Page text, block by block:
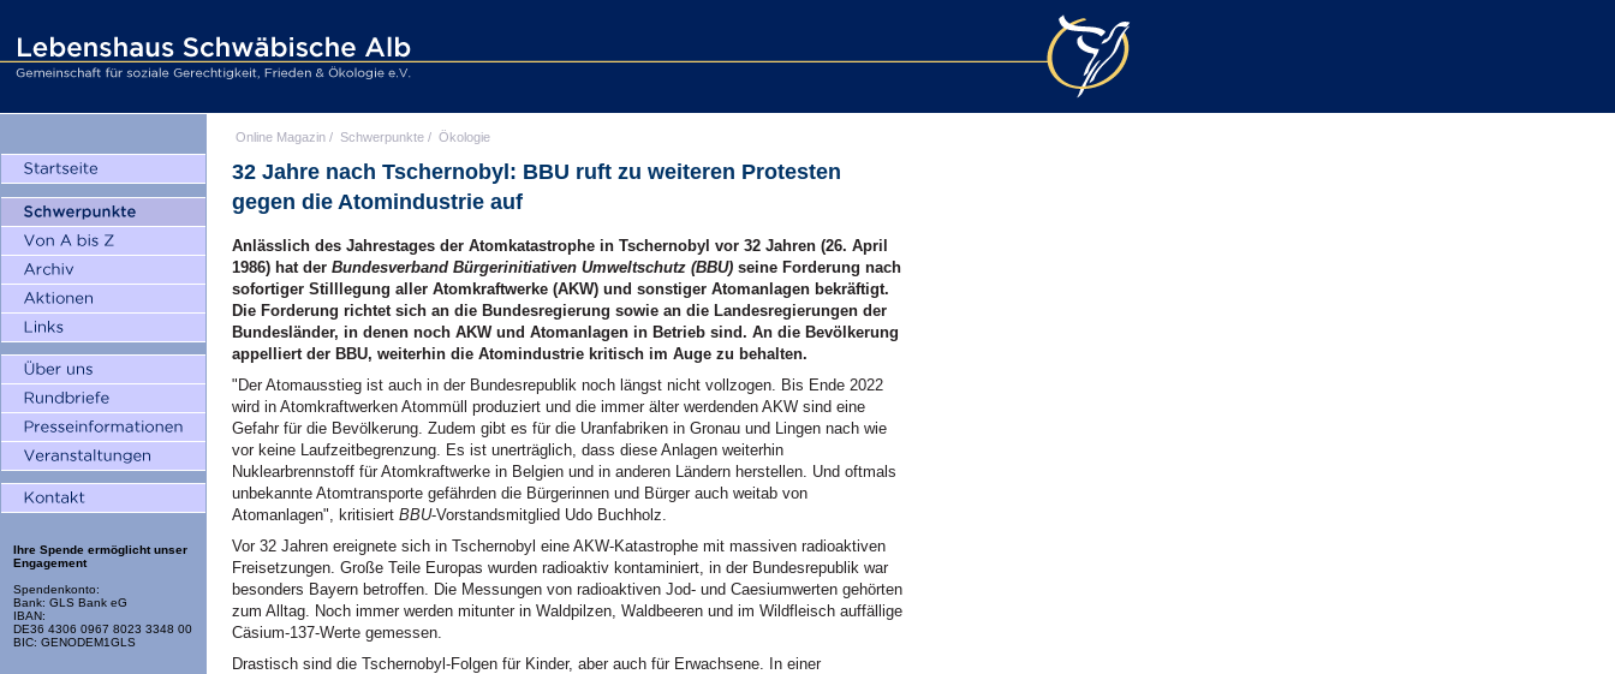
Ihre Spende ermöglicht unser
Engagement
Spendenkonto:
Bank: GLS Bank eG
IBAN:
DE36 4306 0967 8023 3348 00
BIC: GENODEM1GLS
Online Magazin / Schwerpunkte / Ökologie
32 Jahre nach Tschernobyl: BBU ruft zu weiteren Protesten
gegen die Atomindustrie auf
Anlässlich des Jahrestages der Atomkatastrophe in Tschernobyl vor 32 Jahren (26. April
1986) hat der Bundesverband Bürgerinitiativen Umweltschutz (BBU) seine Forderung nach
sofortiger Stilllegung aller Atomkraftwerke (AKW) und sonstiger Atomanlagen bekräftigt.
Die Forderung richtet sich an die Bundesregierung sowie an die Landesregierungen der
Bundesländer, in denen noch AKW und Atomanlagen in Betrieb sind. An die Bevölkerung
appelliert der BBU, weiterhin die Atomindustrie kritisch im Auge zu behalten.
"Der Atomausstieg ist auch in der Bundesrepublik noch längst nicht vollzogen. Bis Ende 2022
wird in Atomkraftwerken Atommüll produziert und die immer älter werdenden AKW sind eine
Gefahr für die Bevölkerung. Zudem gibt es für die Uranfabriken in Gronau und Lingen nach wie
vor keine Laufzeitbegrenzung. Es ist unerträglich, dass diese Anlagen weiterhin
Nuklearbrennstoff für Atomkraftwerke in Belgien und in anderen Ländern herstellen. Und oftmals
unbekannte Atomtransporte gefährden die Bürgerinnen und Bürger auch weitab von
Atomanlagen", kritisiert BBU-Vorstandsmitglied Udo Buchholz.
Vor 32 Jahren ereignete sich in Tschernobyl eine AKW-Katastrophe mit massiven radioaktiven
Freisetzungen. Große Teile Europas wurden radioaktiv kontaminiert, in der Bundesrepublik war
besonders Bayern betroffen. Die Messungen von radioaktiven Jod- und Caesiumwerten gehörten
zum Alltag. Noch immer werden mitunter in Waldpilzen, Waldbeeren und im Wildfleisch auffällige
Cäsium-137-Werte gemessen.
Drastisch sind die Tschernobyl-Folgen für Kinder, aber auch für Erwachsene. In einer